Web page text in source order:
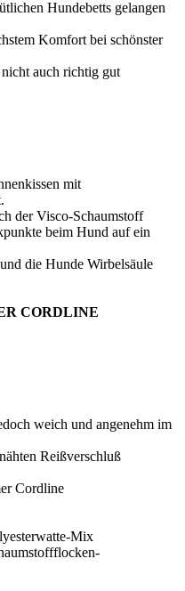
Hundebetts gelangen
Komfort bei schönster
auch richtig gut
mit
der Visco-Schaumstoff
beim Hund auf ein
die Hunde Wirbelsäule
CORDLINE
weich und angenehm im
Reißverschluß
Mix